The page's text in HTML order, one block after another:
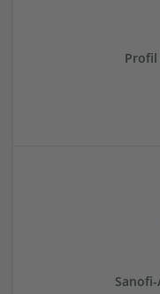
Profil
Sanofi-